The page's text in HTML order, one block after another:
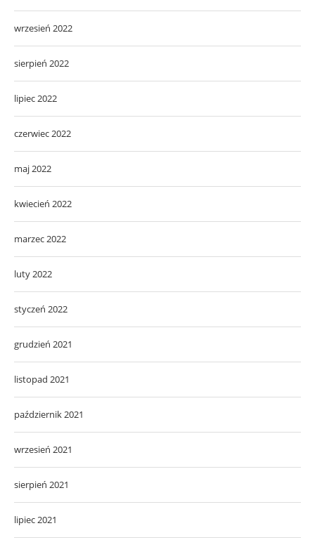
wrzesień 2022
sierpień 2022
lipiec 2022
czerwiec 2022
maj 2022
kwiecień 2022
marzec 2022
luty 2022
styczeń 2022
grudzień 2021
listopad 2021
październik 2021
wrzesień 2021
sierpień 2021
lipiec 2021